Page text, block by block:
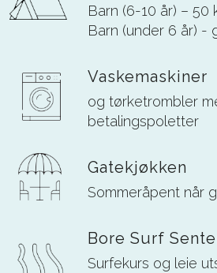
Barn (6-10 år) – 50
Barn (under 6 år) -
Vaskemaskiner
og tørketrombler
betalingspoletter
Gatekjøkken
Sommeråpent når
Bore Surf
Surfekurs og leie